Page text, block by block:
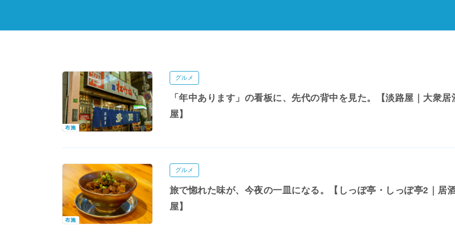
布施
グルメ
「年中あります」の看板に、先代の背中を見た。【淡路屋｜大衆居
屋】
布施
グルメ
旅で惚れた味が、今夜の一皿になる。【しっぽ亭・しっぽ亭2｜居
屋】